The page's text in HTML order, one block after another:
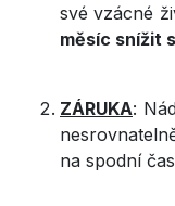
své vzácné
měsíc snížit
ZÁRUKA:
na spodní